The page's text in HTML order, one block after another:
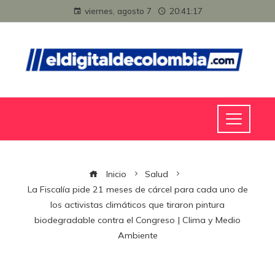
viernes, agosto 7 20:41:18
Inicio
Salud
La Fiscalía pide 21 meses de cárcel para cada uno de
los activistas climáticos que tiraron pintura
biodegradable contra el Congreso | Clima y Medio
Ambiente